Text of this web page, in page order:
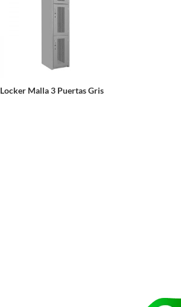
Locker Malla 3 Puertas Gris